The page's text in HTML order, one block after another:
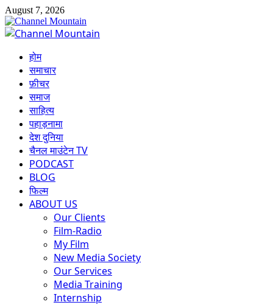
Skip
to
content
August 7, 2026
Primary
होम
समाचार
फ़ीचर
समाज
साहित्य
पहाड़नामा
देश दुनिया
चैनल माउंटेन TV
PODCAST
BLOG
फिल्म
ABOUT US
Our Clients
Film-Radio
My Film
New Media Society
Our Services
Media Training
Internship